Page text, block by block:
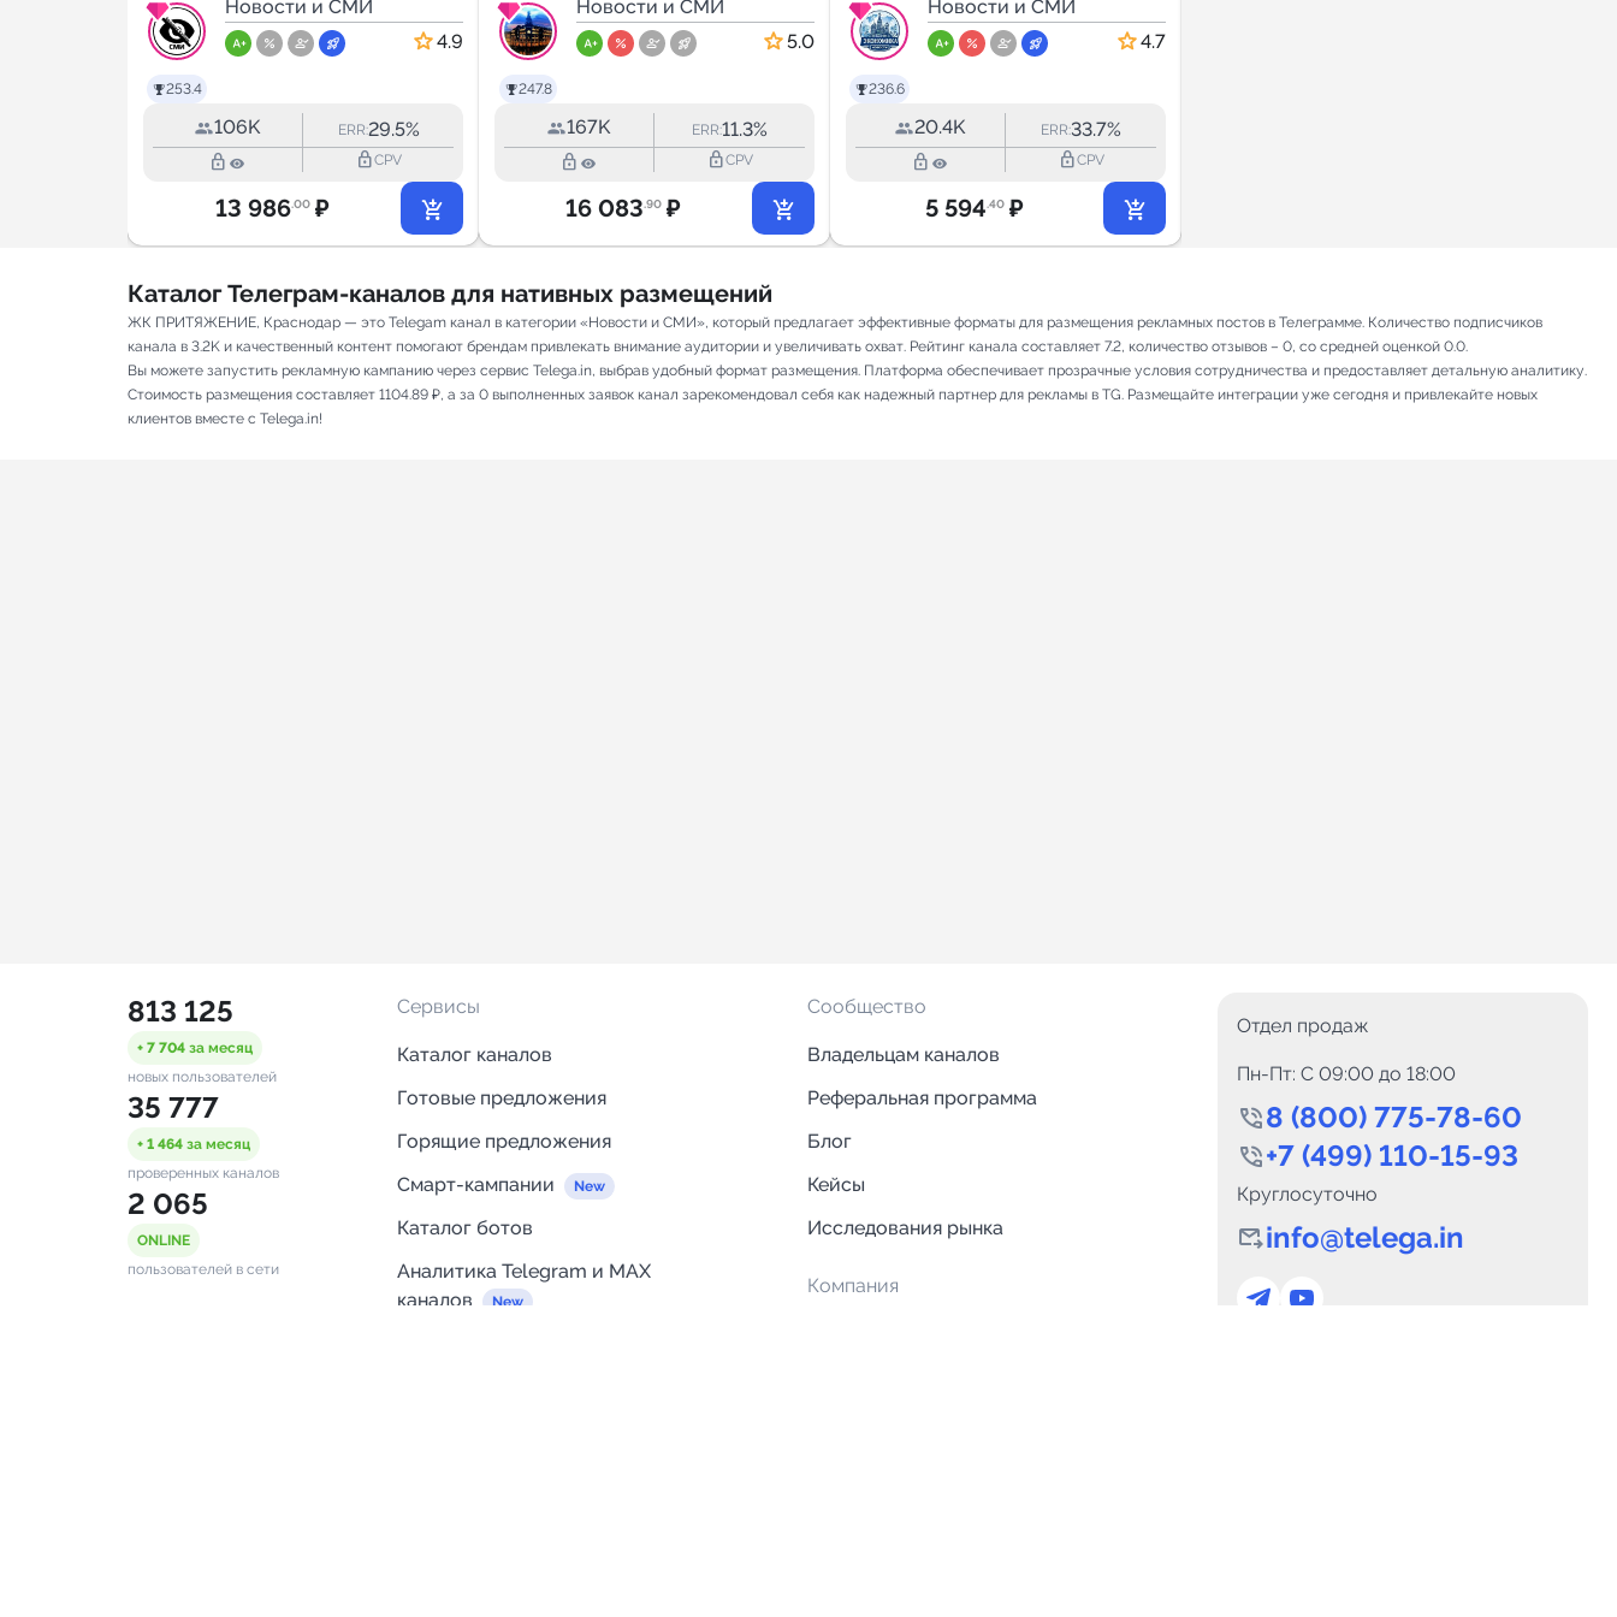
253.4
Новости и СМИ
4.9
106K ERR:29.5%
lock_outline lock_outlineCPV
13 986.00 ₽
247.8
| Питер Новости
Новости и СМИ
5.0
167K ERR:11.3%
lock_outline lock_outlineCPV
16 083.90 ₽
236.6
Новости.
Экономика.
Новости и СМИ
4.7
20.4K ERR:33.7%
lock_outline lock_outlineCPV
5 594.40 ₽
Каталог Телеграм-каналов для нативных размещений
ЖК ПРИТЯЖЕНИЕ, Краснодар — это Telegam канал в категории «Новости и СМИ», который предлагает эффективные форматы для размещения рекламных постов в Телеграмме. Количество подписчиков
канала в 3.2K и качественный контент помогают брендам привлекать внимание аудитории и увеличивать охват. Рейтинг канала составляет 7.2, количество отзывов – 0, со средней оценкой 0.0.
Вы можете запустить рекламную кампанию через сервис Telega.in, выбрав удобный формат размещения. Платформа обеспечивает прозрачные условия сотрудничества и предоставляет детальную аналитику.
Стоимость размещения составляет 1104.89 ₽, а за 0 выполненных заявок канал зарекомендовал себя как надежный партнер для рекламы в TG. Размещайте интеграции уже сегодня и привлекайте новых
клиентов вместе с Telega.in!
813 125
+ 7 704 за месяц
новых пользователей
35 777
+ 1 464 за месяц
проверенных каналов
2 065
ONLINE
пользователей в сети
Сервисы
Каталог каналов
Готовые предложения
Горящие предложения
Смарт-кампании
Каталог ботов
Аналитика Telegram и MAX
каналов
Сообщество
Владельцам каналов
Реферальная программа
Блог
Кейсы
Исследования рынка
Компания
Отдел продаж
Пн-Пт: C 09:00 до 18:00
8 (800) 775-78-60
+7 (499) 110-15-93
Круглосуточно
info@telega.in